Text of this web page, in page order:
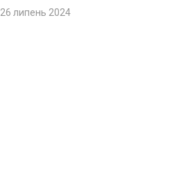
26 липень 2024